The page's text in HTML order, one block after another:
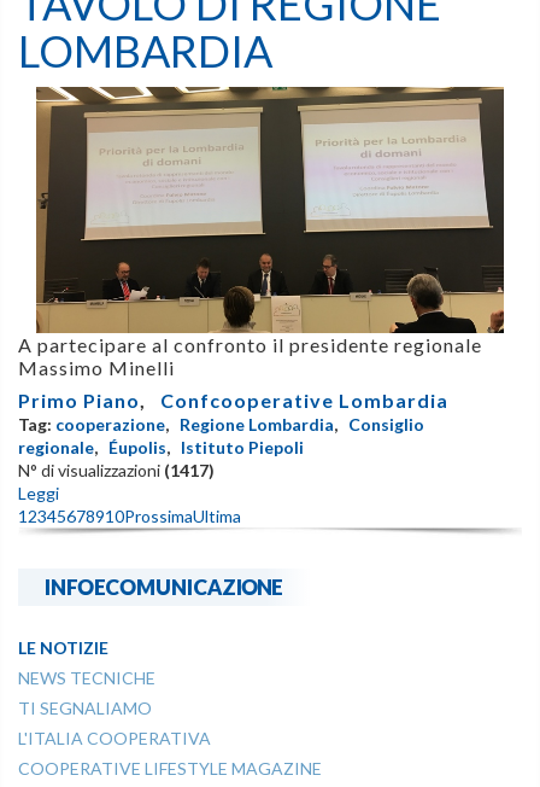
LOMBARDIA
A partecipare al confronto il presidente regionale
Massimo Minelli
Primo Piano, Confcooperative Lombardia
Tag: cooperazione, Regione Lombardia, Consiglio
regionale, Éupolis, Istituto Piepoli
N° di visualizzazioni (1417)
Leggi
1 2345678910ProssimaUltima
INFOECOMUNICAZIONE
LE NOTIZIE
NEWS TECNICHE
TI SEGNALIAMO
L'ITALIA COOPERATIVA
COOPERATIVE LIFESTYLE MAGAZINE